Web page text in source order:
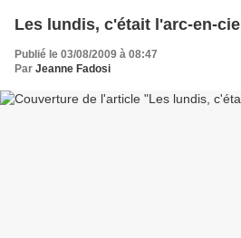
Les lundis, c'était l'arc-en-ciel
Publié le 03/08/2009 à 08:47
Par Jeanne Fadosi